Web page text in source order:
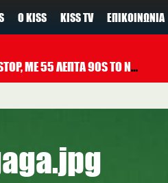
Ο KISS KISS TV ΕΠΙΚΟΙΝΩΝΊΑ
KISS MUSIC NON STOP, ΜΕ 55 ΛΕΠΤΑ 90S TO NOW ΚΑΘΕ ΩΡΑ